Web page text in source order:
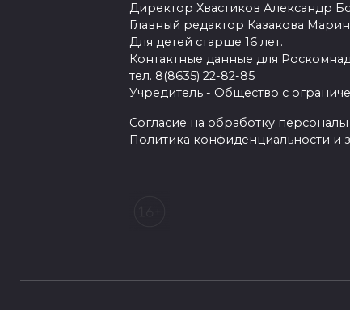
Директор Хвастиков Александр
Главный редактор Казакова
Для детей старше 16 лет.
Контактные данные для
тел. 8(8635) 22-82-85
Учредитель - Общество с
Согласие на обработку
Политика конфиденциальности